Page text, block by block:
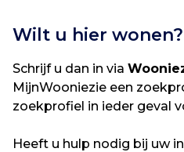
Wilt u hier wonen?
Schrijf u dan in via
MijnWooniezie een
zoekprofiel in ieder geval
Heeft u hulp nodig bij uw